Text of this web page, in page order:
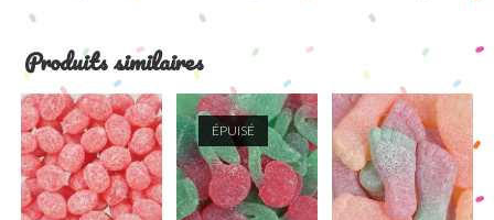
Produits similaires
ÉPUISÉ